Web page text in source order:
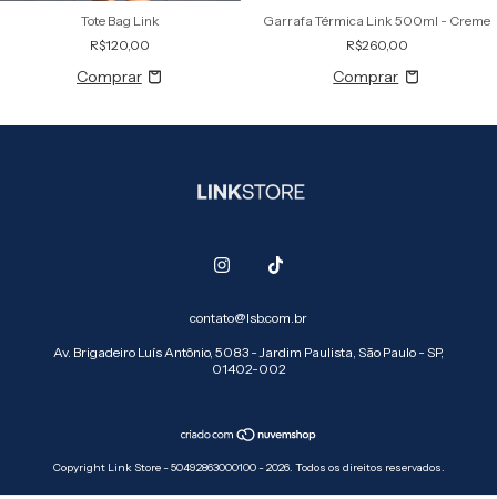
Tote Bag Link
R$120,00
Garrafa Térmica Link 500ml - Creme
R$260,00
contato@lsb.com.br
Av. Brigadeiro Luís Antônio, 5083 - Jardim Paulista, São Paulo - SP,
01402-002
Copyright Link Store - 50492863000100 - 2026. Todos os direitos reservados.